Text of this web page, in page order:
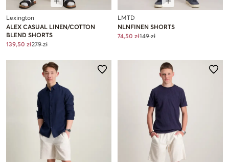
Lexington
ALEX CASUAL LINEN/COTTON
BLEND SHORTS
139,50 zł279 zł
LMTD
NLNFINEN SHORTS
74,50 zł149 zł